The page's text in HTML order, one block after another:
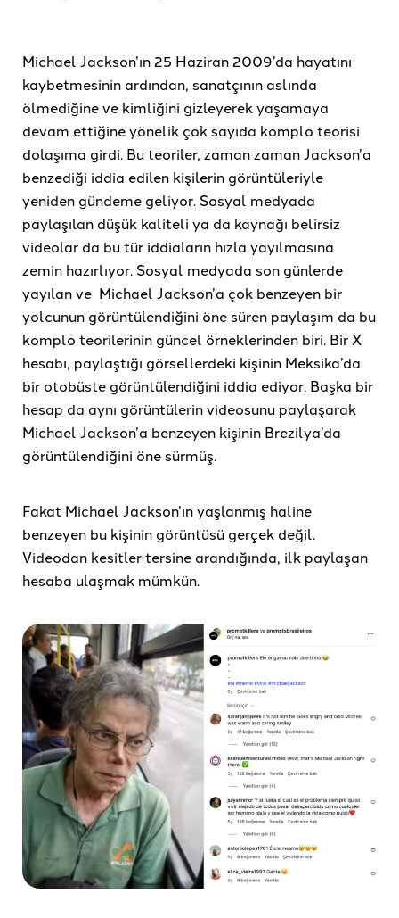
Michael Jackson’ın 25 Haziran 2009’da hayatını
kaybetmesinin ardından, sanatçının aslında
ölmediğine ve kimliğini gizleyerek yaşamaya
devam ettiğine yönelik çok sayıda komplo teorisi
dolaşıma girdi. Bu teoriler, zaman zaman Jackson’a
benzediği iddia edilen kişilerin görüntüleriyle
yeniden gündeme geliyor. Sosyal medyada
paylaşılan düşük kaliteli ya da kaynağı belirsiz
videolar da bu tür iddiaların hızla yayılmasına
zemin hazırlıyor. Sosyal medyada son günlerde
yayılan ve Michael Jackson’a çok benzeyen bir
yolcunun görüntülendiğini öne süren paylaşım da bu
komplo teorilerinin güncel örneklerinden biri. Bir X
hesabı, paylaştığı görsellerdeki kişinin Meksika’da
bir otobüste görüntülendiğini iddia ediyor. Başka bir
hesap da aynı görüntülerin videosunu paylaşarak
Michael Jackson’a benzeyen kişinin Brezilya’da
görüntülendiğini öne sürmüş.
Fakat Michael Jackson’ın yaşlanmış haline
benzeyen bu kişinin görüntüsü gerçek değil.
Videodan kesitler tersine arandığında, ilk paylaşan
hesaba ulaşmak mümkün.